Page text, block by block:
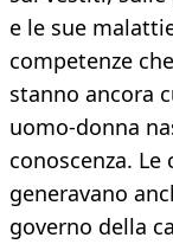
e le sue
competenze
stanno ancora
uomo-donna
conoscenza.
generavano
governo della